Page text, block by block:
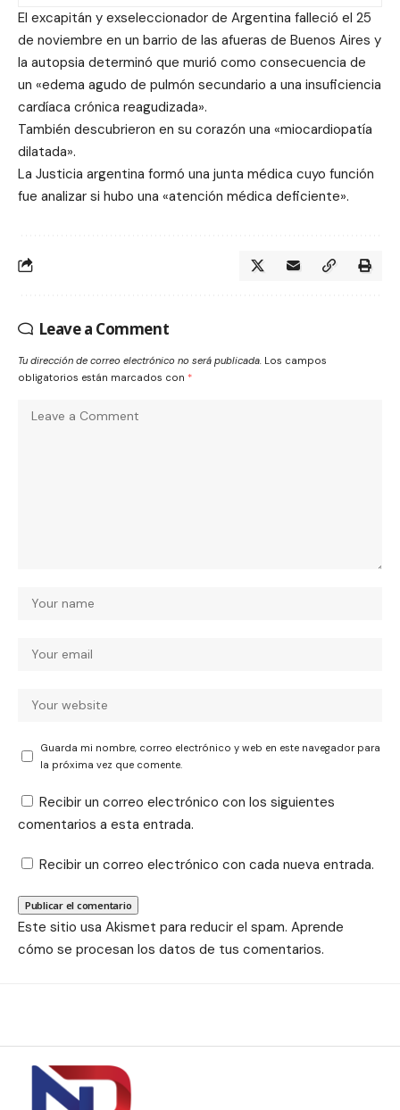
El excapitán y exseleccionador de Argentina falleció el 25
de noviembre en un barrio de las afueras de Buenos Aires y
la autopsia determinó que murió como consecuencia de
un «edema agudo de pulmón secundario a una insuficiencia
cardíaca crónica reagudizada».
También descubrieron en su corazón una «miocardiopatía
dilatada».
La Justicia argentina formó una junta médica cuyo función
fue analizar si hubo una «atención médica deficiente».
Leave a Comment
Tu dirección de correo electrónico no será publicada. Los campos
obligatorios están marcados con *
Guarda mi nombre, correo electrónico y web en este navegador para
la próxima vez que comente.
Recibir un correo electrónico con los siguientes
comentarios a esta entrada.
Recibir un correo electrónico con cada nueva entrada.
Este sitio usa Akismet para reducir el spam. Aprende
cómo se procesan los datos de tus comentarios.